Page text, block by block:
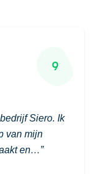
9
Siero. Ik
van mijn
en…